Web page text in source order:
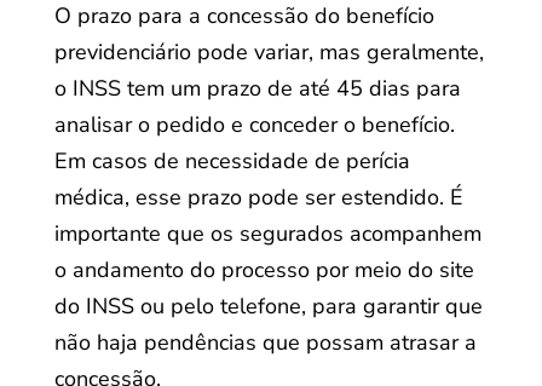
O prazo para a concessão do benefício
previdenciário pode variar, mas geralmente,
o INSS tem um prazo de até 45 dias para
analisar o pedido e conceder o benefício.
Em casos de necessidade de perícia
médica, esse prazo pode ser estendido. É
importante que os segurados acompanhem
o andamento do processo por meio do site
do INSS ou pelo telefone, para garantir que
não haja pendências que possam atrasar a
concessão.